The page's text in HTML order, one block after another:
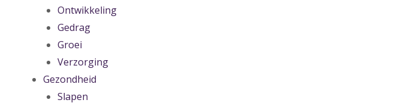
Ontwikkeling
Gedrag
Groei
Verzorging
Gezondheid
Slapen